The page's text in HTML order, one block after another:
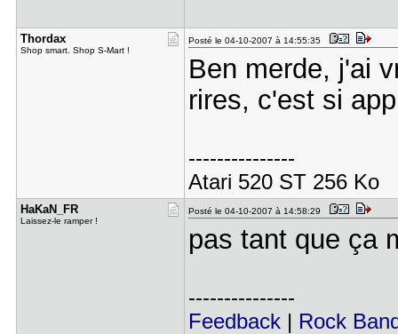
Thordax
Shop smart. Shop S-Mart !
Posté le 04-10-2007 à 14:55:35
Ben merde, j'ai
rires, c'est si
---------------
Atari 520 ST 256 Ko
HaKaN_FR
Laissez-le ramper !
Posté le 04-10-2007 à 14:58:29
pas tant que ça
---------------
Feedback| Rock